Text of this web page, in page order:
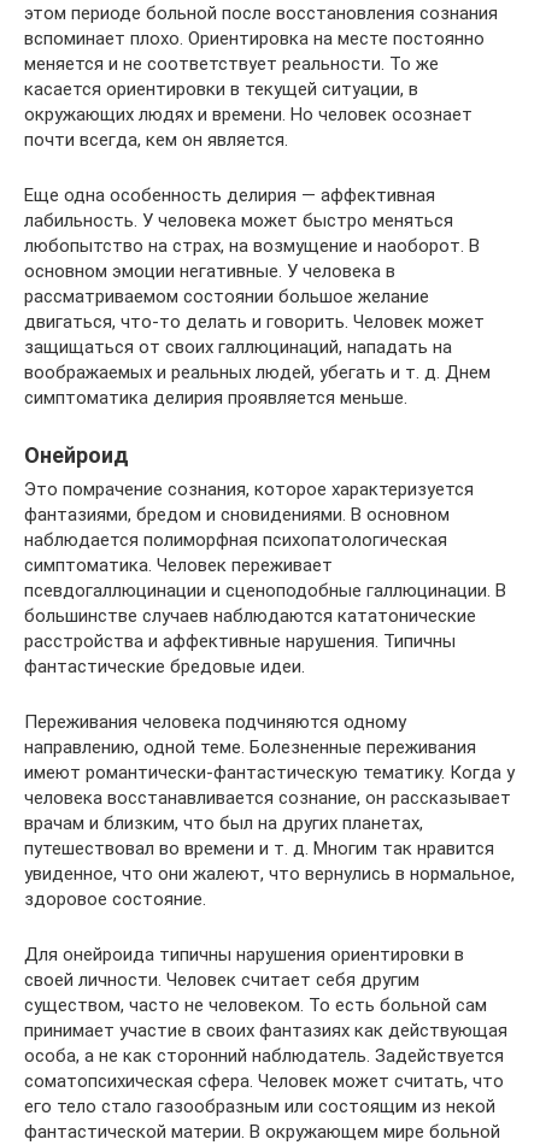
этом периоде больной после восстановления сознания
вспоминает плохо. Ориентировка на месте постоянно
меняется и не соответствует реальности. То же
касается ориентировки в текущей ситуации, в
окружающих людях и времени. Но человек осознает
почти всегда, кем он является.
Еще одна особенность делирия — аффективная
лабильность. У человека может быстро меняться
любопытство на страх, на возмущение и наоборот. В
основном эмоции негативные. У человека в
рассматриваемом состоянии большое желание
двигаться, что-то делать и говорить. Человек может
защищаться от своих галлюцинаций, нападать на
воображаемых и реальных людей, убегать и т. д. Днем
симптоматика делирия проявляется меньше.
Онейроид
Это помрачение сознания, которое характеризуется
фантазиями, бредом и сновидениями. В основном
наблюдается полиморфная психопатологическая
симптоматика. Человек переживает
псевдогаллюцинации и сценоподобные галлюцинации. В
большинстве случаев наблюдаются кататонические
расстройства и аффективные нарушения. Типичны
фантастические бредовые идеи.
Переживания человека подчиняются одному
направлению, одной теме. Болезненные переживания
имеют романтически-фантастическую тематику. Когда у
человека восстанавливается сознание, он рассказывает
врачам и близким, что был на других планетах,
путешествовал во времени и т. д. Многим так нравится
увиденное, что они жалеют, что вернулись в нормальное,
здоровое состояние.
Для онейроида типичны нарушения ориентировки в
своей личности. Человек считает себя другим
существом, часто не человеком. То есть больной сам
принимает участие в своих фантазиях как действующая
особа, а не как сторонний наблюдатель. Задействуется
соматопсихическая сфера. Человек может считать, что
его тело стало газообразным или состоящим из некой
фантастической материи. В окружающем мире больной